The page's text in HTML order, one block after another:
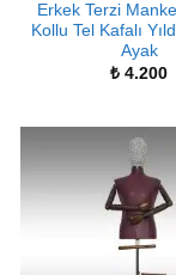
Erkek Terzi
Kollu Tel Kafalı
Ayak
₺ 4.200